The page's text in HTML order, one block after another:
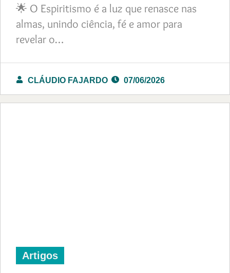
🌟 O Espiritismo é a luz que renasce nas
almas, unindo ciência, fé e amor para
revelar o…
CLÁUDIO FAJARDO 07/06/2026
Artigos